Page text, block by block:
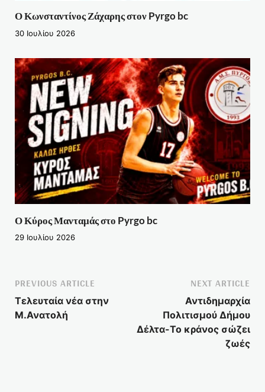
Ο Κωνσταντίνος Ζάχαρης στον Pyrgo bc
30 Ιουλίου 2026
Ο Κύρος Μανταμάς στο Pyrgo bc
29 Ιουλίου 2026
PREVIOUS ARTICLE
Τελευταία νέα στην
Μ.Ανατολή
NEXT ARTICLE
Αντιδημαρχία
Πολιτισμού Δήμου
Δέλτα-Το κράνος σώζει
ζωές